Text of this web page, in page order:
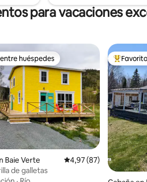
para vacaciones
los huéspedes más destacados
huéspedes
Baie Verte Calificación promedio:
4,97 (87)
de galletas
Favorito